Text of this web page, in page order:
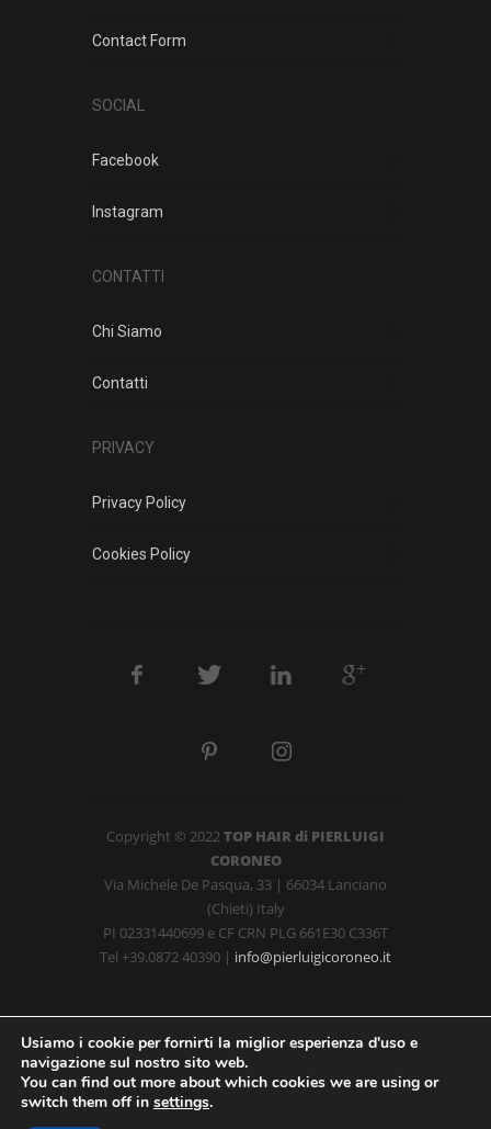
Contact Form
SOCIAL
Facebook
Instagram
CONTATTI
Chi Siamo
Contatti
PRIVACY
Privacy Policy
Cookies Policy
Copyright © 2022TOP HAIR di PIERLUIGI
CORONEO
Via Michele De Pasqua, 33 | 66034 Lanciano
(Chieti) Italy
PI 02331440699 e CF CRN PLG 661E30 C336T
Tel +39.0872 40390 | info@pierluigicoroneo.it
Made by
Usiamo i cookie per fornirti la miglior esperienza d'uso e
navigazione sul nostro sito web.
You can find out more about which cookies we are using or
switch them off in settings.